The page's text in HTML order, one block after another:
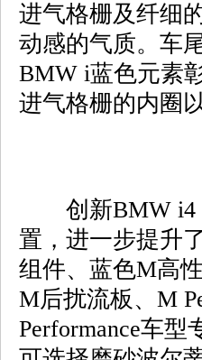
进气格栅及纤细
动感的气质。车
BMW i蓝色元素
进气格栅的内圈
创新BMW i4
置，进一步提升
组件、蓝色M高
M后扰流板、M
Performance车